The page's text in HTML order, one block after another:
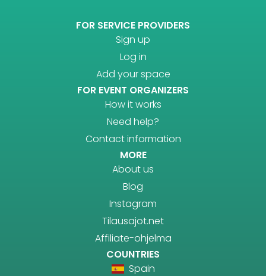
FOR SERVICE PROVIDERS
Sign up
Log in
Add your space
FOR EVENT ORGANIZERS
How it works
Need help?
Contact information
MORE
About us
Blog
Instagram
Tilausajot.net
Affiliate-ohjelma
COUNTRIES
Spain